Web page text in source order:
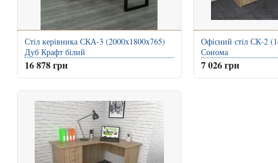
Стіл керівника СКА-3 (2000x1800x765)
Дуб Крафт білий
16 878 грн
Офісний стіл СК-2
Сонома
7 026 грн